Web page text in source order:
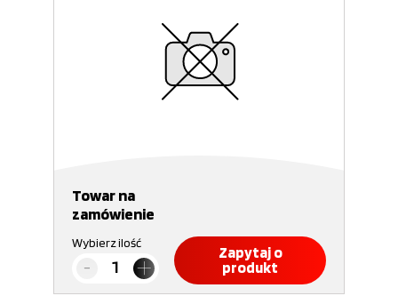
Towar na
zamówienie
Wybierz ilość
Zapytaj o
produkt